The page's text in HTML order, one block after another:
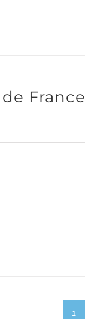
France
1